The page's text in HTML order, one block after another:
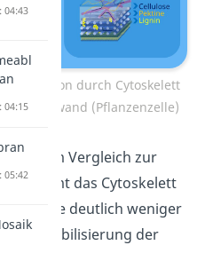
durch Cytoskelett
und Zellwand (Pflanzenzelle)
Im Vergleich zur
das Cytoskelett
deutlich weniger
zur Stabilisierung der
04:43
04:15
05:42